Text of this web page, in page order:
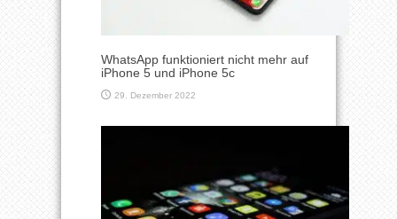
WhatsApp funktioniert nicht mehr auf
iPhone 5 und iPhone 5c
29. Dezember 2022